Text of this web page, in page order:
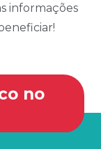
informações
no